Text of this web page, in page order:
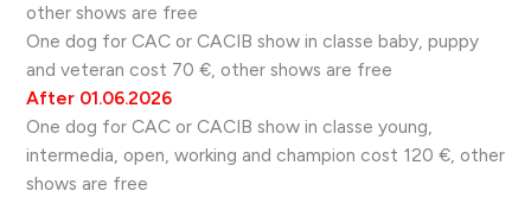
other shows are free
One dog for CAC or CACIB show in classe baby, puppy
and veteran cost 70 €, other shows are free
After 01.06.2026
One dog for CAC or CACIB show in classe young,
intermedia, open, working and champion cost 120 €, other
shows are free